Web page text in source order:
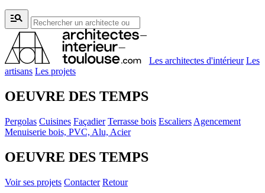
manage_search
Les architectes d'intérieur Les
artisans Les projets
OEUVRE DES TEMPS
Pergolas Cuisines Façadier Terrasse bois Escaliers Agencement
Menuiserie bois, PVC, Alu, Acier
OEUVRE DES TEMPS
Voir ses projets Contacter Retour